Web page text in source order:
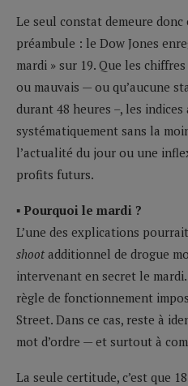
Le seul constat demeure
préambule : le Dow Jones
mardi » sur 19. Que les
ou mauvais — ou qu’aucune
durant 48 heures –, les
systématiquement sans la
l’actualité du jour ou une
profits futurs.
▪ Pourquoi le mardi ?
L’une des explications
shoot additionnel de drogue
intervenant en secret le
règle de fonctionnement
Street. Dans ce cas, reste à
mot d’ordre — et surtout à
La seule certitude, c’est que